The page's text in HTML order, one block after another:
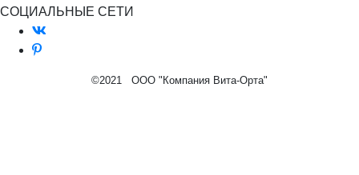
СОЦИАЛЬНЫЕ СЕТИ
©2021 ООО "Компания Вита-Орта"